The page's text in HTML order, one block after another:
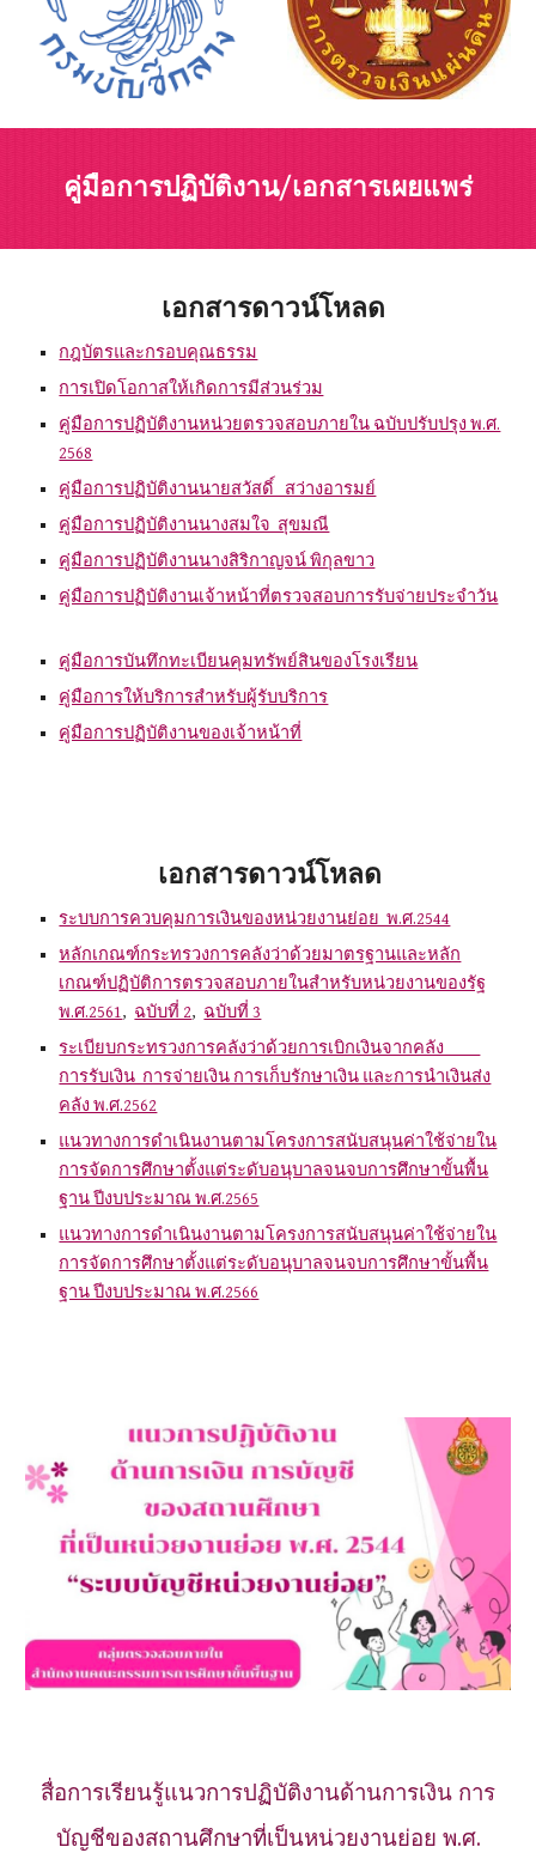
คู่มือการปฏิบัติงาน/เอกสารเผยแพร่
เอกสารดาวน์โหลด
กฎบัตรและกรอบคุณธรรม
การเปิดโอกาสให้เกิดการมีส่วนร่วม
คู่มือการปฏิบัติงานหน่วยตรวจสอบภายใน ฉบับปรับปรุง พ.ศ.
2568
คู่มือการปฏิบัติงานนายสวัสดิ์ สว่างอารมย์
คู่มือการปฏิบัติงานนางสมใจ สุขมณี
คู่มือการปฏิบัติงานนางสิริกาญจน์ พิกุลขาว
คู่มือการปฏิบัติงานเจ้าหน้าที่ตรวจสอบการรับจ่ายประจำวัน
คู่มือการบันทึกทะเบียนคุมทรัพย์สินของโรงเรียน
คู่มือการให้บริการสำหรับผู้รับบริการ
คู่มือการปฏิบัติงานของเจ้าหน้าที่
เอกสารดาวน์โหลด
ระบบการควบคุมการเงินของหน่วยงานย่อย พ.ศ.2544
หลักเกณฑ์กระทรวงการคลังว่าด้วยมาตรฐานและหลัก
เกณฑ์ปฏิบัติการตรวจสอบภายในสำหรับหน่วยงานของรัฐ
พ.ศ.2561, ฉบับที่ 2, ฉบับที่ 3
ระเบียบกระทรวงการคลังว่าด้วยการเบิกเงินจากคลัง
การรับเงิน การจ่ายเงิน การเก็บรักษาเงิน และการนำเงินส่ง
คลัง พ.ศ.2562
แนวทางการดำเนินงานตามโครงการสนับสนุนค่าใช้จ่ายใน
การจัดการศึกษาตั้งแต่ระดับอนุบาลจนจบการศึกษาขั้นพื้น
ฐาน ปีงบประมาณ พ.ศ.2565
แนวทางการดำเนินงานตามโครงการสนับสนุนค่าใช้จ่ายใน
การจัดการศึกษาตั้งแต่ระดับอนุบาลจนจบการศึกษาขั้นพื้น
ฐาน ปีงบประมาณ พ.ศ.2566
สื่อการเรียนรู้แนวการปฏิบัติงานด้านการเงิน การ
บัญชีของสถานศึกษาที่เป็นหน่วยงานย่อย พ.ศ.